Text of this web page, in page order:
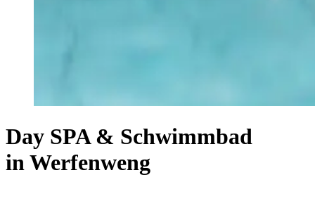
Day SPA & Schwimmbad
in Werfenweng